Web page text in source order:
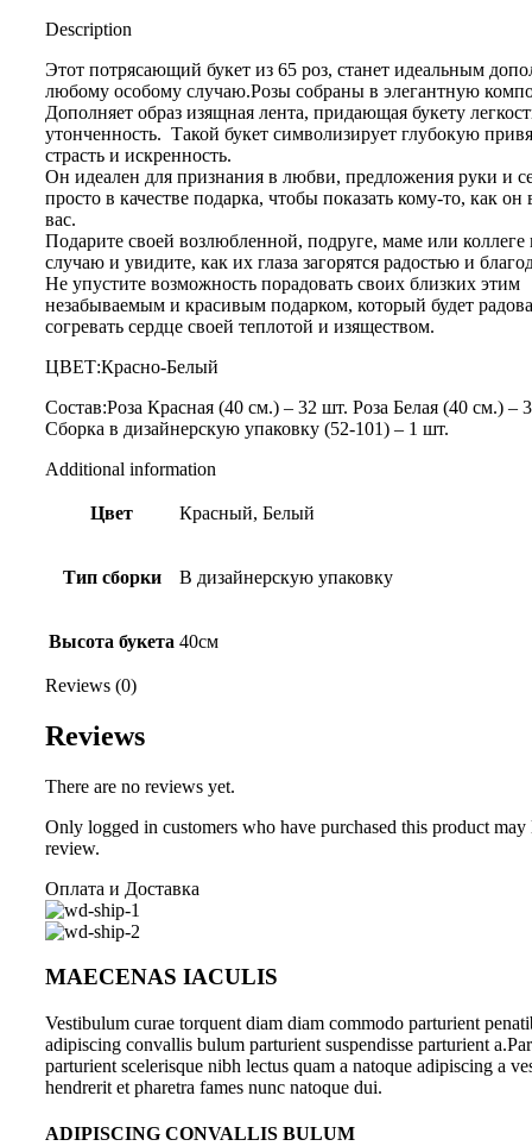
Description
Этот потрясающий букет из 65 роз, станет идеальным
любому особому случаю.Розы собраны в элегантную
Дополняет образ изящная лента, придающая букету
утонченность. Такой букет символизирует глубокую
страсть и искренность.
Он идеален для признания в любви, предложения руки и
просто в качестве подарка, чтобы показать кому-то, как он
вас.
Подарите своей возлюбленной, подруге, маме или коллеге
случаю и увидите, как их глаза загорятся радостью и
Не упустите возможность порадовать своих близких этим
незабываемым и красивым подарком, который будет
согревать сердце своей теплотой и изяществом.
ЦВЕТ:Красно-Белый
Состав:Роза Красная (40 см.) – 32 шт. Роза Белая (40 см.) –
Сборка в дизайнерскую упаковку (52-101) – 1 шт.
Additional information
Цвет Красный, Белый
Тип сборки В дизайнерскую упаковку
Высота букета 40см
Reviews (0)
Reviews
There are no reviews yet.
Only logged in customers who have purchased this product may
review.
Оплата и Доставка
MAECENAS IACULIS
Vestibulum curae torquent diam diam commodo parturient
adipiscing convallis bulum parturient suspendisse parturient
parturient scelerisque nibh lectus quam a natoque adipiscing a
hendrerit et pharetra fames nunc natoque dui.
ADIPISCING CONVALLIS BULUM